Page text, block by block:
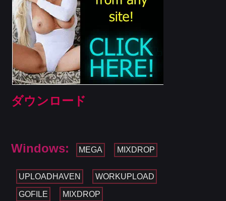
ダウンロード
Windows: MEGA MIXDROP
UPLOADHAVEN WORKUPLOAD
GOFILE MIXDROP